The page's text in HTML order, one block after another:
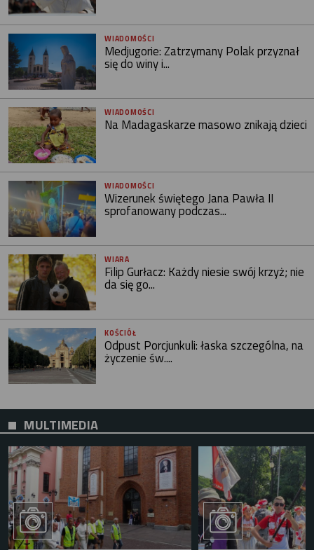
WIADOMOŚCI
Medjugorie: Zatrzymany Polak przyznał
się do winy i...
WIADOMOŚCI
Na Madagaskarze masowo znikają dzieci
WIADOMOŚCI
Wizerunek świętego Jana Pawła II
sprofanowany podczas...
WIARA
Filip Gurłacz: Każdy niesie swój krzyż; nie
da się go...
KOŚCIÓŁ
Odpust Porcjunkuli: łaska szczególna, na
życzenie św....
MULTIMEDIA